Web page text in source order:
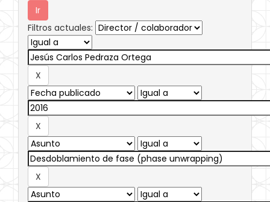
Filtros actuales: